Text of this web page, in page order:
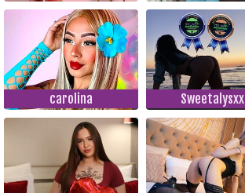
carolina Sweetalysxx